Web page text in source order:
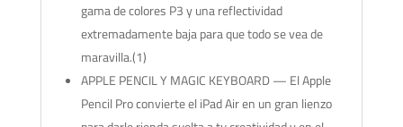
gama de colores P3 y una reflectividad
extremadamente baja para que todo se vea de
maravilla.(1)
APPLE PENCIL Y MAGIC KEYBOARD — El Apple
Pencil Pro convierte el iPad Air en un gran lienzo